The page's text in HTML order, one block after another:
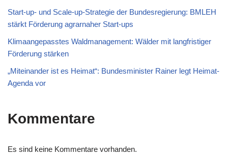
Start-up- und Scale-up-Strategie der Bundesregierung: BMLEH
stärkt Förderung agrarnaher Start-ups
Klimaangepasstes Waldmanagement: Wälder mit langfristiger
Förderung stärken
„Miteinander ist es Heimat“: Bundesminister Rainer legt Heimat-
Agenda vor
Kommentare
Es sind keine Kommentare vorhanden.